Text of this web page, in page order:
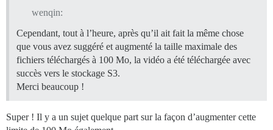
wenqin:
Cependant, tout à l’heure, après qu’il ait fait la même chose
que vous avez suggéré et augmenté la taille maximale des
fichiers téléchargés à 100 Mo, la vidéo a été téléchargée avec
succès vers le stockage S3.
Merci beaucoup !
Super ! Il y a un sujet quelque part sur la façon d’augmenter cette